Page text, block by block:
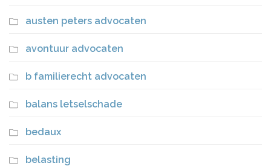
austen peters advocaten
avontuur advocaten
b familierecht advocaten
balans letselschade
bedaux
belasting